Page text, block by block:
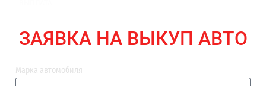
ЗАЯВКА НА ВЫКУП АВТО
Марка автомобиля